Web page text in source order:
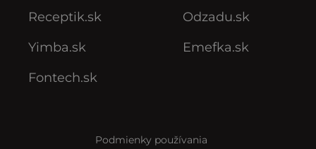
Receptik.sk
Yimba.sk
Fontech.sk
Odzadu.sk
Emefka.sk
Podmienky používania